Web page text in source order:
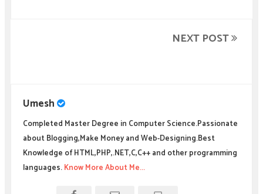
NEXT POST
Umesh
Completed Master Degree in Computer Science.Passionate
about Blogging,Make Money and Web-Designing.Best
Knowledge of HTML,PHP,.NET,C,C++ and other programming
languages.Know More About Me...